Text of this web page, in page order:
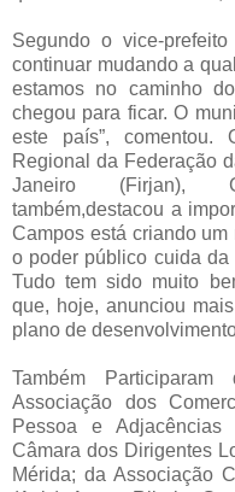
Segundo o vice-
continuar mudando a
estamos no caminho
chegou para ficar. O
este país”, comentou.
Regional da Federação
Janeiro (Firjan),
também,destacou a
Campos está criando
o poder público cuida da
Tudo tem sido muito
que, hoje, anunciou
plano de
Também
Associação dos
Pessoa e Adjacências
Câmara dos Dirigentes
Mérida; da Associação